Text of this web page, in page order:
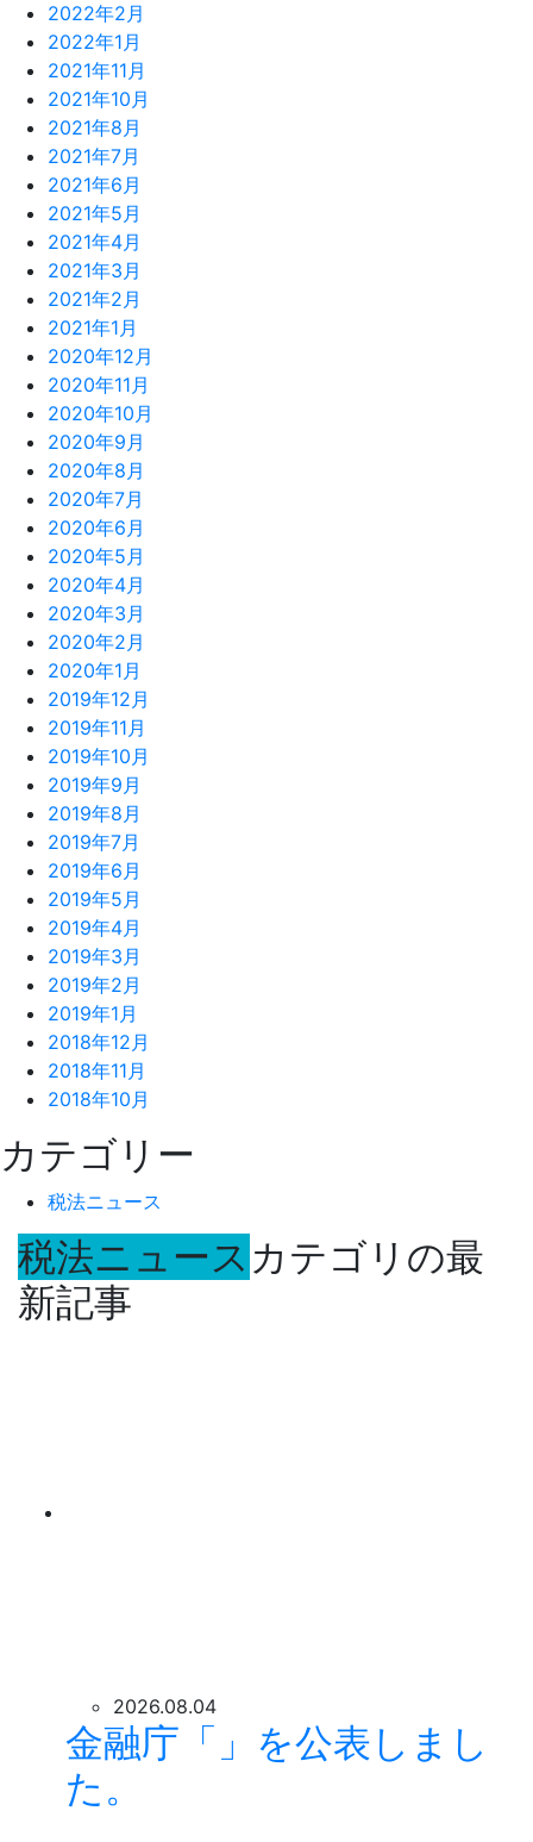
2022年2月
2022年1月
2021年11月
2021年10月
2021年8月
2021年7月
2021年6月
2021年5月
2021年4月
2021年3月
2021年2月
2021年1月
2020年12月
2020年11月
2020年10月
2020年9月
2020年8月
2020年7月
2020年6月
2020年5月
2020年4月
2020年3月
2020年2月
2020年1月
2019年12月
2019年11月
2019年10月
2019年9月
2019年8月
2019年7月
2019年6月
2019年5月
2019年4月
2019年3月
2019年2月
2019年1月
2018年12月
2018年11月
2018年10月
カテゴリー
税法ニュース
税法ニュース カテゴリの最
新記事
2026.08.04
金融庁「」を公表しまし
た。